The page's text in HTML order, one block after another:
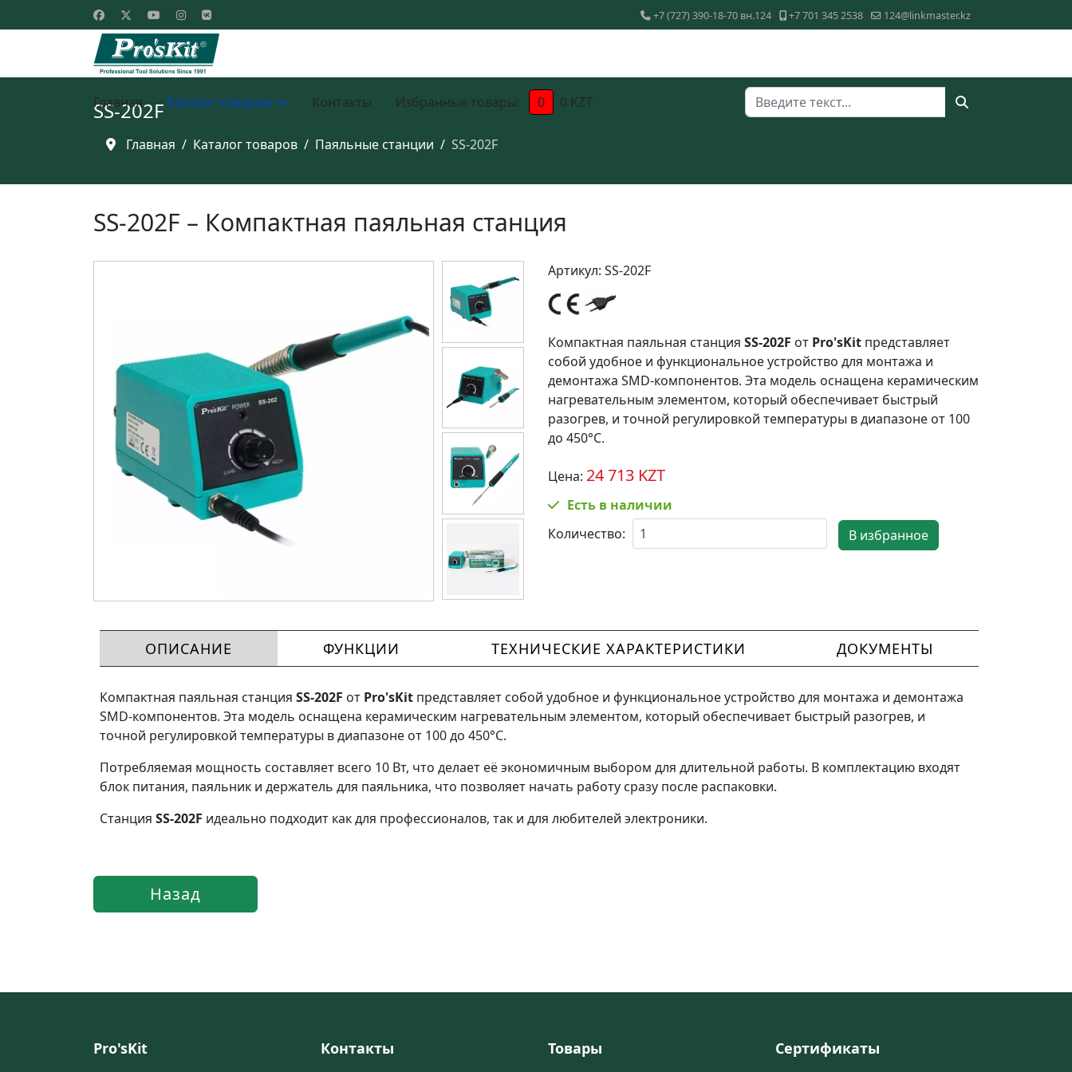
+7 (727) 390-18-70 вн.124 +7 701 345 2538 124@linkmaster.kz
Главная Каталог товаров Контакты Избранные товары: 0 0 KZT Поиск
SS-202F
Главная Каталог товаров Паяльные станции SS-202F
SS-202F – Компактная паяльная станция
Артикул: SS-202F
Компактная паяльная станция SS-202F от Pro'sKit представляет
собой удобное и функциональное устройство для монтажа и
демонтажа SMD-компонентов. Эта модель оснащена керамическим
нагревательным элементом, который обеспечивает быстрый
разогрев, и точной регулировкой температуры в диапазоне от 100
до 450°C.
Цена: 24 713 KZT
Есть в наличии
Количество:
ОПИСАНИЕ ФУНКЦИИ ТЕХНИЧЕСКИЕ ХАРАКТЕРИСТИКИ ДОКУМЕНТЫ
Компактная паяльная станция SS-202F от Pro'sKit представляет собой удобное и функциональное устройство для монтажа и демонтажа
SMD-компонентов. Эта модель оснащена керамическим нагревательным элементом, который обеспечивает быстрый разогрев, и
точной регулировкой температуры в диапазоне от 100 до 450°C.
Потребляемая мощность составляет всего 10 Вт, что делает её экономичным выбором для длительной работы. В комплектацию входят
блок питания, паяльник и держатель для паяльника, что позволяет начать работу сразу после распаковки.
Станция SS-202F идеально подходит как для профессионалов, так и для любителей электроники.
Pro'sKit Контакты Товары Сертификаты